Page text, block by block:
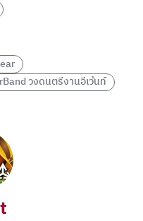
วงดนตรีงานอีเว้นท์